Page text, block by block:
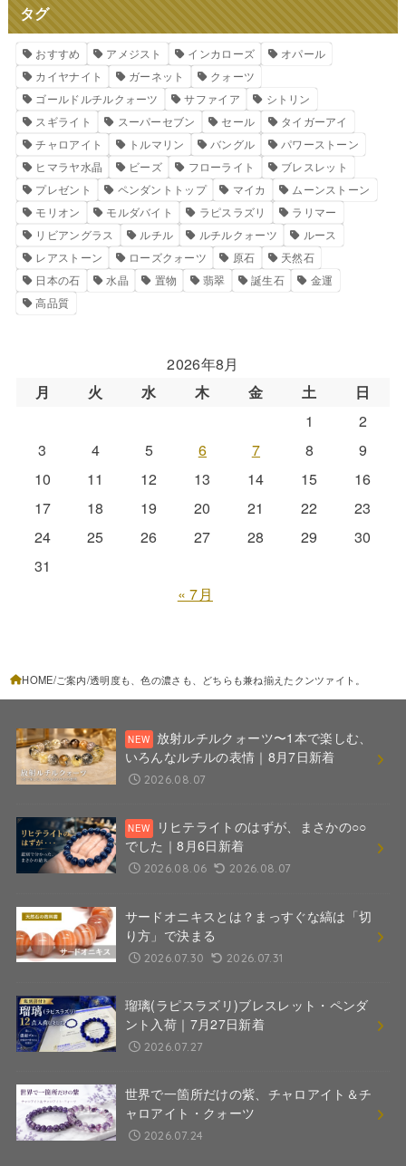
タグ
おすすめ アメジスト インカローズ
オパール
カイヤナイト
ガーネット
クォーツ
ゴールドルチルクォーツ
サファイア
シトリン
スギライト
スーパーセブン セール
タイガーアイ
チャロアイト
トルマリン バングル
パワーストーン
ヒマラヤ水晶
ビーズ フローライト
ブレスレット
プレゼント
ペンダントトップ マイカ
ムーンストーン
モリオン
モルダバイト ラピスラズリ
ラリマー
リビアングラス
ルチル ルチルクォーツ
ルース
レアストーン
ローズクォーツ 原石
天然石
日本の石
水晶 置物 翡翠 誕生石
金運
高品質
2026年8月
月
火 水 木 金 土
日
1
2
3
4 5 6 7 8
9
10
11 12 13 14 15
16
17
18 19 20 21 22
23
24
25 26 27 28 29
30
31
« 7月
HOME ご案内 透明度も、色の濃さも、どちらも兼ね揃えたクンツァイト。
放射ルチルクォーツ〜1本で楽しむ、
いろんなルチルの表情｜8月7日新着
2026.08.07
リヒテライトのはずが、まさかの○○
でした｜8月6日新着
2026.08.06 2026.08.07
サードオニキスとは？まっすぐな縞は「切
り方」で決まる
2026.07.30 2026.07.31
瑠璃(ラピスラズリ)ブレスレット・ペンダ
ント入荷｜7月27日新着
2026.07.27
世界で一箇所だけの紫、チャロアイト＆チ
ャロアイト・クォーツ
2026.07.24